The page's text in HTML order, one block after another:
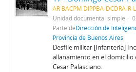
AR BACPM DIPPBA-DCDRA-
Unidad documental simple
Parte deDirección de
Provincia de Buenos Aires
Desfile militar [Infanteria]
allanamiento en el domicilio
Cesar Palasciano.